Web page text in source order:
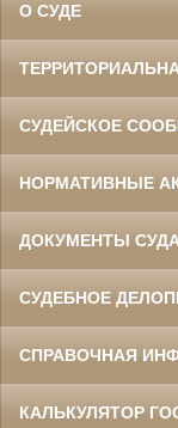
О СУДЕ
СУДЕЙСКОЕ
НОРМАТИВНЫЕ
ДОКУМЕНТЫ
СУДЕБНОЕ
СПРАВОЧНАЯ
КАЛЬКУЛЯТОР